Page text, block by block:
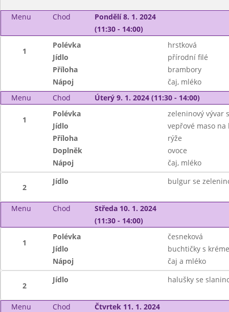
Menu Chod
Pondělí 8. 1. 2024
(11:30 - 14:00)
1
Polévka
hrstková
Jídlo
přírodní filé
Příloha
brambory
Nápoj
čaj, mléko
Menu
Chod Úterý 9. 1. 2024 (11:30 - 14:00)
1
Polévka
zeleninový vývar
Jídlo
vepřové maso na
Příloha
rýže
Doplněk
ovoce
Nápoj
čaj, mléko
2
Jídlo bulgur se
Menu Chod
Středa 10. 1. 2024
(11:30 - 14:00)
1
Polévka
česneková
Jídlo
buchtičky s
Nápoj
čaj a mléko
2
Jídlo halušky se
Menu Chod
Čtvrtek 11. 1. 2024